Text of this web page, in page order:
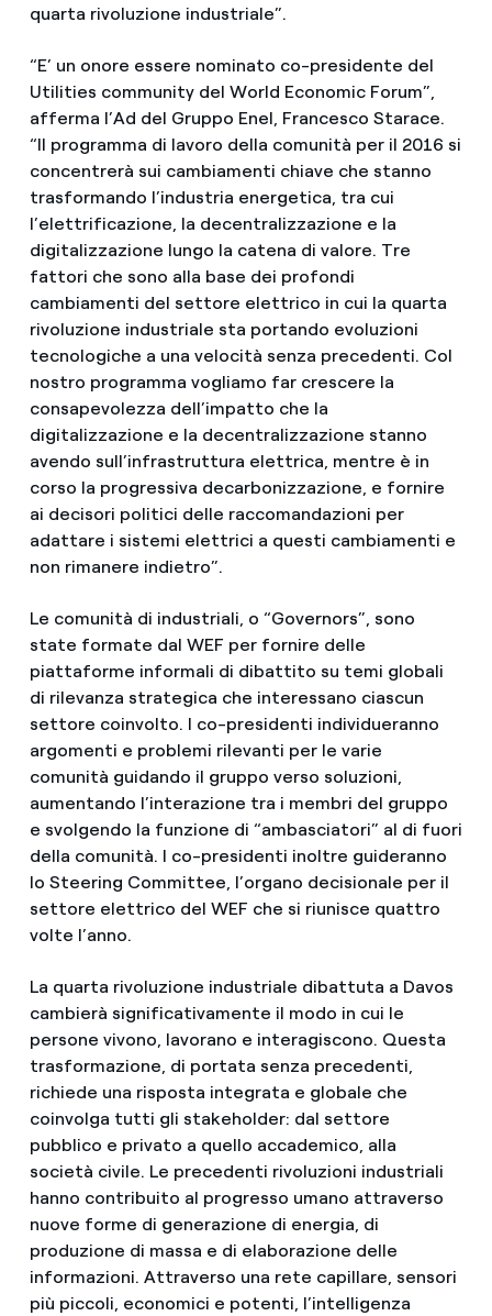
quarta rivoluzione industriale”.
“E’ un onore essere nominato co-presidente del
Utilities community del World Economic Forum”,
afferma l’Ad del Gruppo Enel, Francesco Starace.
“Il programma di lavoro della comunità per il 2016 si
concentrerà sui cambiamenti chiave che stanno
trasformando l’industria energetica, tra cui
l’elettrificazione, la decentralizzazione e la
digitalizzazione lungo la catena di valore. Tre
fattori che sono alla base dei profondi
cambiamenti del settore elettrico in cui la quarta
rivoluzione industriale sta portando evoluzioni
tecnologiche a una velocità senza precedenti. Col
nostro programma vogliamo far crescere la
consapevolezza dell’impatto che la
digitalizzazione e la decentralizzazione stanno
avendo sull’infrastruttura elettrica, mentre è in
corso la progressiva decarbonizzazione, e fornire
ai decisori politici delle raccomandazioni per
adattare i sistemi elettrici a questi cambiamenti e
non rimanere indietro”.
Le comunità di industriali, o “Governors”, sono
state formate dal WEF per fornire delle
piattaforme informali di dibattito su temi globali
di rilevanza strategica che interessano ciascun
settore coinvolto. I co-presidenti individueranno
argomenti e problemi rilevanti per le varie
comunità guidando il gruppo verso soluzioni,
aumentando l’interazione tra i membri del gruppo
e svolgendo la funzione di “ambasciatori” al di fuori
della comunità. I co-presidenti inoltre guideranno
lo Steering Committee, l’organo decisionale per il
settore elettrico del WEF che si riunisce quattro
volte l’anno.
La quarta rivoluzione industriale dibattuta a Davos
cambierà significativamente il modo in cui le
persone vivono, lavorano e interagiscono. Questa
trasformazione, di portata senza precedenti,
richiede una risposta integrata e globale che
coinvolga tutti gli stakeholder: dal settore
pubblico e privato a quello accademico, alla
società civile. Le precedenti rivoluzioni industriali
hanno contribuito al progresso umano attraverso
nuove forme di generazione di energia, di
produzione di massa e di elaborazione delle
informazioni. Attraverso una rete capillare, sensori
più piccoli, economici e potenti, l’intelligenza